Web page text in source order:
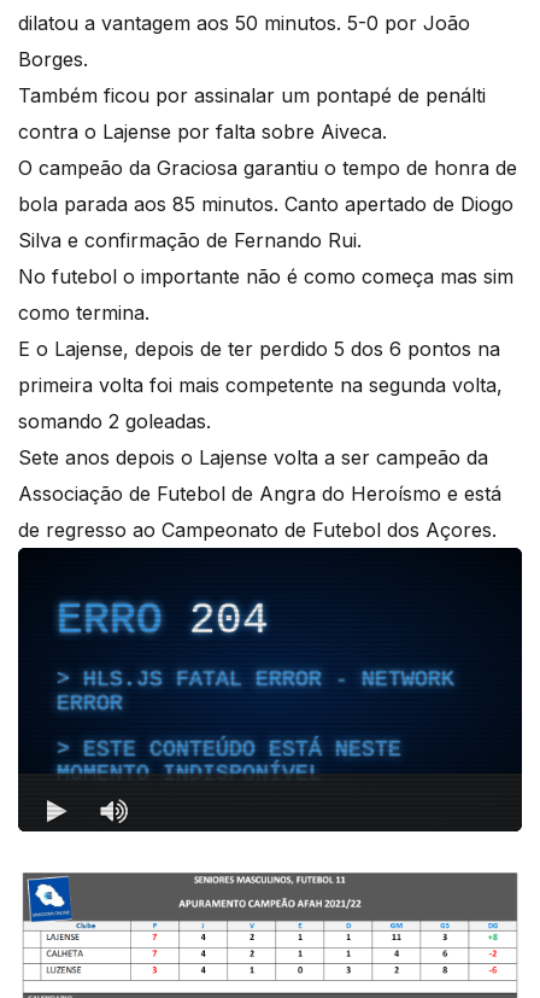
dilatou a vantagem aos 50 minutos. 5-0 por João
Borges.
Também ficou por assinalar um pontapé de penálti
contra o Lajense por falta sobre Aiveca.
O campeão da Graciosa garantiu o tempo de honra de
bola parada aos 85 minutos. Canto apertado de Diogo
Silva e confirmação de Fernando Rui.
No futebol o importante não é como começa mas sim
como termina.
E o Lajense, depois de ter perdido 5 dos 6 pontos na
primeira volta foi mais competente na segunda volta,
somando 2 goleadas.
Sete anos depois o Lajense volta a ser campeão da
Associação de Futebol de Angra do Heroísmo e está
de regresso ao Campeonato de Futebol dos Açores.